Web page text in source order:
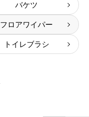
バケツ
フロアワイパー
トイレブラシ